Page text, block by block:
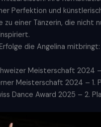
Perfektion und
zu einer Tänzerin, die nicht
die Angelina mitbringt:
Meisterschaft 2024
Meisterschaft 2024 – 1.
Dance Award 2025 – 2.